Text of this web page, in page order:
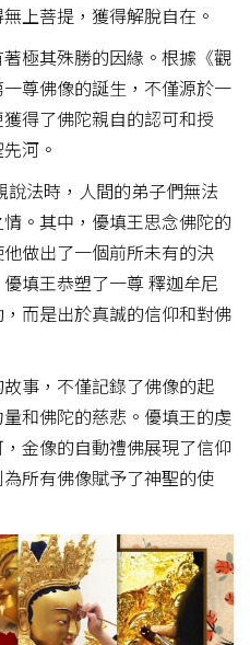
上菩提，獲得解脫自在。
極其殊勝的因緣。根據《觀
尊佛像的誕生，不僅源於一
得了佛陀親自的認可和授
河。
說法時，人間的弟子們無法
。其中，優填王思念佛陀的
做出了一個前所未有的決
填王恭塑了一尊 釋迦牟尼
而是出於真誠的信仰和對佛
事，不僅記錄了佛像的起
和佛陀的慈悲。優填王的虔
金像的自動禮佛展現了信仰
所有佛像賦予了神聖的使